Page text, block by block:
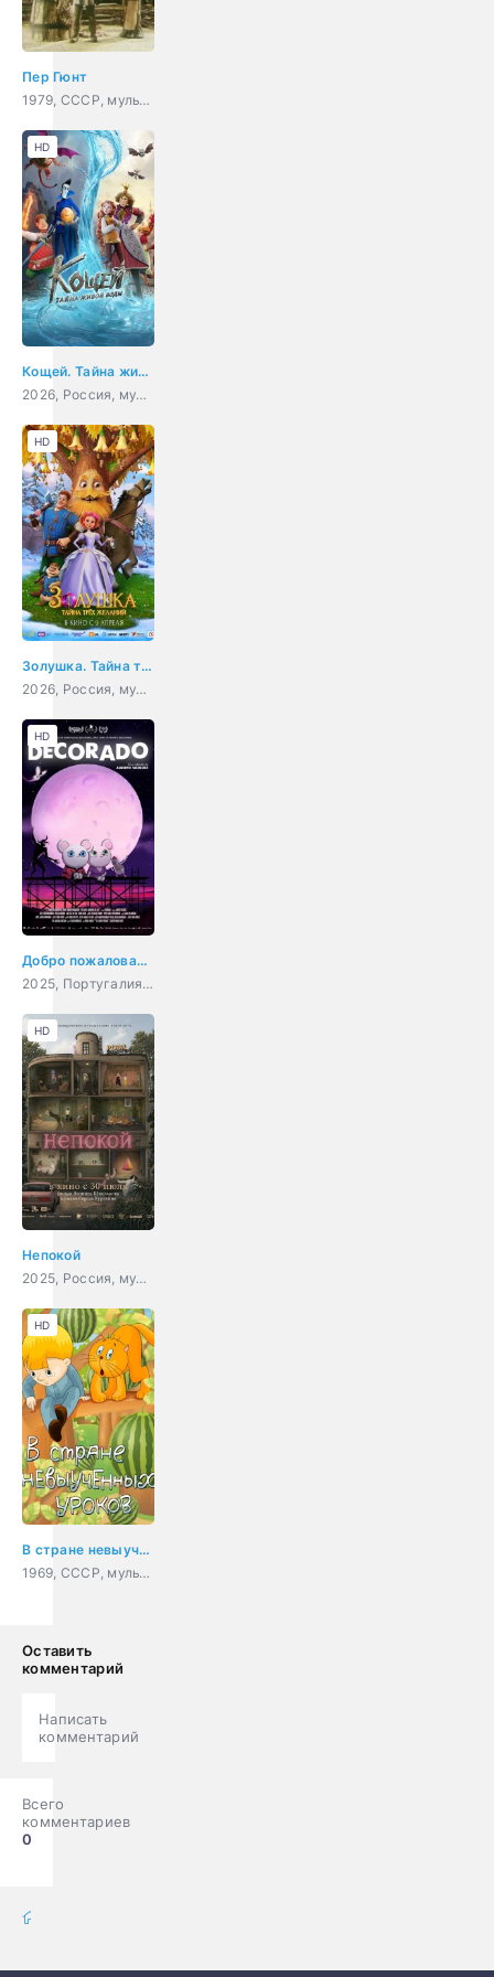
Пер Гюнт
1979, СССР, мультфильм, короткометражка
Кощей. Тайна живой воды
2026, Россия, мультфильм, приключения, комедия, фэнтези
HD
Золушка. Тайна трёх желаний
2026, Россия, мультфильм, фэнтези
HD
Добро пожаловать в Декорадо
2025, Португалия, Испания, мультфильм, ужасы, фэнтези, комедия
HD
Непокой
2025, Россия, мультфильм, триллер, фантастика
HD
В стране невыученных уроков
1969, СССР, мультфильм, детский, короткометражка
HD
Оставить
комментарий
Написать
комментарий
Всего
комментариев
0